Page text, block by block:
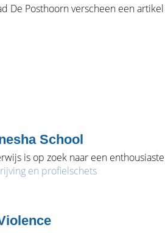
De Posthoorn verscheen een
School
is op zoek naar een
en profielschets